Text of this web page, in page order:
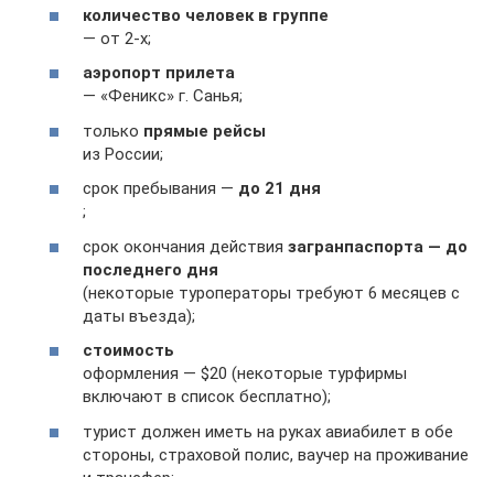
количество человек в группе
— от 2-х;
аэропорт прилета
— «Феникс» г. Санья;
только прямые рейсы
из России;
срок пребывания — до 21 дня
;
срок окончания действия загранпаспорта — до
последнего дня
(некоторые туроператоры требуют 6 месяцев с
даты въезда);
стоимость
оформления — $20 (некоторые турфирмы
включают в список бесплатно);
турист должен иметь на руках авиабилет в обе
стороны, страховой полис, ваучер на проживание